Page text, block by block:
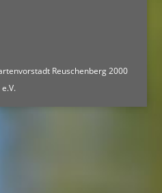
Reuschenberg 2000
e.V.